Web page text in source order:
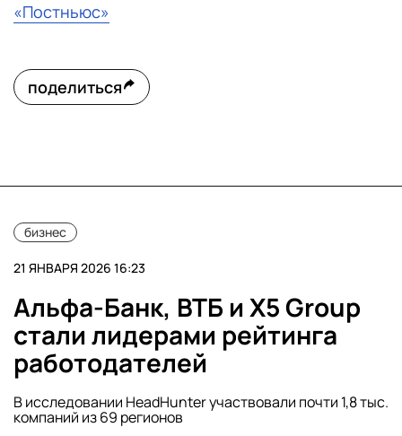
«Постньюс»
поделиться
бизнес
21 ЯНВАРЯ 2026 16:23
Альфа-Банк, ВТБ и X5 Group
стали лидерами рейтинга
работодателей
В исследовании HeadHunter участвовали почти 1,8 тыс.
компаний из 69 регионов